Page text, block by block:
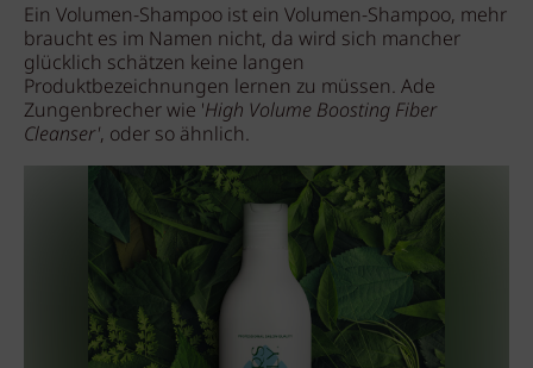
Ein Volumen-Shampoo ist ein Volumen-Shampoo, mehr
braucht es im Namen nicht, da wird sich mancher
glücklich schätzen keine langen
Produktbezeichnungen lernen zu müssen. Ade
Zungenbrecher wie 'High Volume Boosting Fiber
Cleanser', oder so ähnlich.